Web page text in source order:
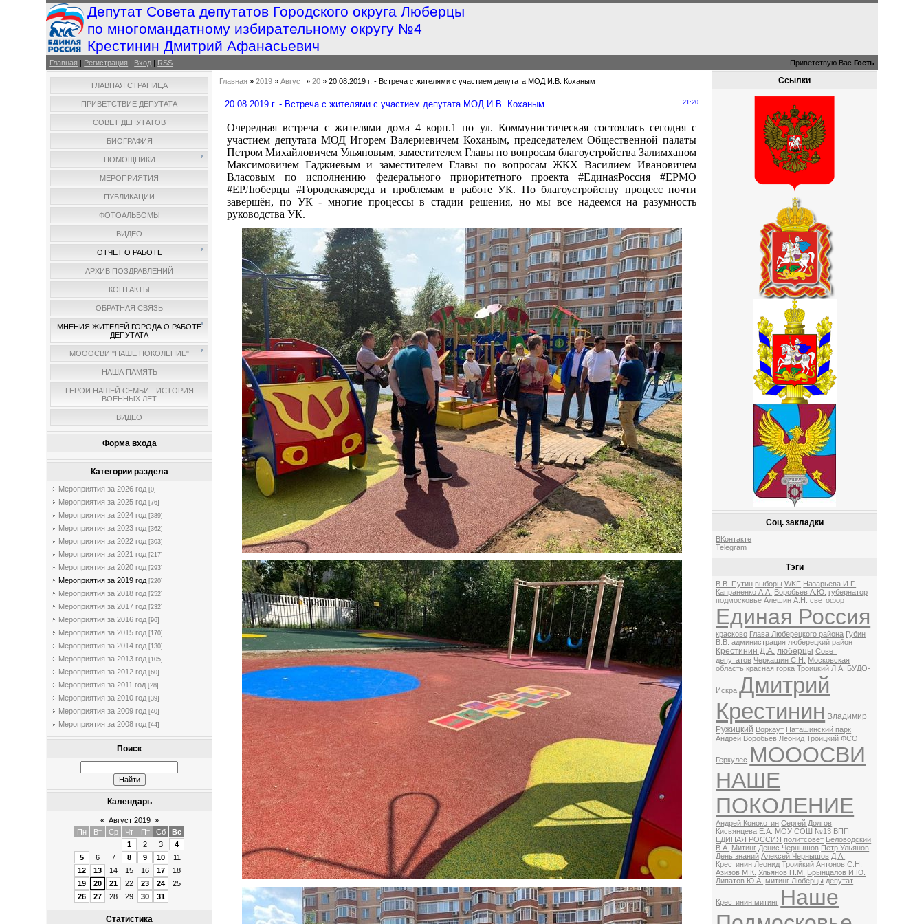
Депутат Совета депутатов Городского округа Люберцы
по многомандатному избирательному округу №4
Крестинин Дмитрий Афанасьевич
Главная | Регистрация | Вход | RSS Приветствую Вас Гость
ГЛАВНАЯ СТРАНИЦА
ПРИВЕТСТВИЕ ДЕПУТАТА
СОВЕТ ДЕПУТАТОВ
БИОГРАФИЯ
ПОМОЩНИКИ
МЕРОПРИЯТИЯ
ПУБЛИКАЦИИ
ФОТОАЛЬБОМЫ
ВИДЕО
ОТЧЕТ О РАБОТЕ
АРХИВ ПОЗДРАВЛЕНИЙ
КОНТАКТЫ
ОБРАТНАЯ СВЯЗЬ
МНЕНИЯ ЖИТЕЛЕЙ ГОРОДА О РАБОТЕ
ДЕПУТАТА
МОООСВИ "НАШЕ ПОКОЛЕНИЕ"
НАША ПАМЯТЬ
ГЕРОИ НАШЕЙ СЕМЬИ - ИСТОРИЯ
ВОЕННЫХ ЛЕТ
ВИДЕО
Форма входа
Категории раздела
Мероприятия за 2026 год [0]
Мероприятия за 2025 год [76]
Мероприятия за 2024 год [389]
Мероприятия за 2023 год [362]
Мероприятия за 2022 год [303]
Мероприятия за 2021 год [217]
Мероприятия за 2020 год [293]
Мероприятия за 2019 год [220]
Мероприятия за 2018 год [252]
Мероприятия за 2017 год [232]
Мероприятия за 2016 год [96]
Мероприятия за 2015 год [170]
Мероприятия за 2014 год [130]
Мероприятия за 2013 год [105]
Мероприятия за 2012 год [60]
Мероприятия за 2011 год [28]
Мероприятия за 2010 год [39]
Мероприятия за 2009 год [40]
Мероприятия за 2008 год [44]
Поиск
Календарь
« Август 2019 »
Пн
Вт Ср Чт Пт Сб
Вс
1
2 3
4
5
6 7 8 9 10
11
12
13 14 15 16 17
18
19
20 21 22 23 24
25
26
27 28 29 30 31
Статистика
Главная »2019 » Август » 20 » 20.08.2019 г. - Встреча с жителями с участием депутата МОД И.В. Коханым
21:20
20.08.2019 г. - Встреча с жителями с участием депутата МОД И.В. Коханым
Очередная встреча с жителями дома 4 корп.1 по ул. Коммунистическая состоялась сегодня с
участием депутата МОД Игорем Валериевичем Коханым, председателем Общественной палаты
Петром Михайловичем Ульяновым, заместителем Главы по вопросам благоустройства Залимханом
Максимовичем Гаджиевым и заместителем Главы по вопросам ЖКХ Василием Ивановичем
Власовым по исполнению федерального приоритетного проекта #ЕдинаяРоссия #ЕРМО
#ЕРЛюберцы #Городскаясреда и проблемам в работе УК. По благоустройству процесс почти
завершён, по УК - многие процессы в стадии решения, но мы все надеемся на разумность
руководства УК.
Ссылки
Соц. закладки
ВКонтакте
Telegram
Тэги
В.В. Путин выборы WKF Назарьева И.Г.
Капраненко А.А. Воробьев А.Ю. губернатор
подмосковье Алешин А.Н. светофор
Единая Россия
красково Глава Люберецкого района Губин
В.В. администрация люберецкий район
Крестинин Д.А. люберцы Совет
депутатов Черкашин С.Н.
Московская
область красная горка Троицкий Л.А. БУДО-
Искра Дмитрий
Крестинин Владимир
Ружицкий Воркаут Наташинский парк
Андрей Воробьев Леонид Троицкий ФСО
Геркулес МОООСВИ
НАШЕ
ПОКОЛЕНИЕ
Андрей Конокотин Сергей Долгов
Кисвянцева Е.А. МОУ СОШ №13 ВПП
ЕДИНАЯ РОССИЯ политсовет Беловодский
В.А. Митинг Денис Чернышов Петр Ульянов
День знаний Алексей Чернышов Д.А.
Крестинин Леонид Троийкий Антонов С.Н.
Азизов М.К. Ульянов П.М. Брынцалов И.Ю.
Липатов Ю.А. митинг Люберцы депутат
Крестинин митинг Наше